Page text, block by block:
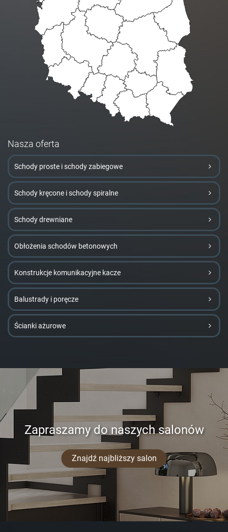
Nasza oferta
Schody proste i schody zabiegowe
Schody kręcone i schody spiralne
Schody drewniane
Obłożenia schodów betonowych
Konstrukcje komunikacyjne kacze
Balustrady i poręcze
Ścianki ażurowe
Zapraszamy do naszych salonów
Znajdź najbliższy salon